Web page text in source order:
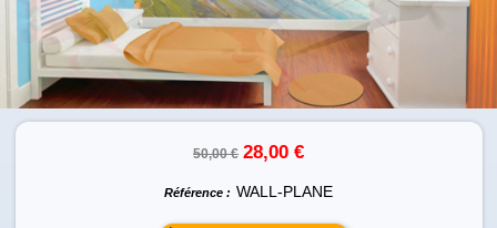
50,00 € 28,00 €
Référence : WALL-PLANE